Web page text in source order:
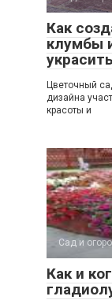
Как
клумбы
Цветочный
дизайна
красоты и
Сад и
Как и